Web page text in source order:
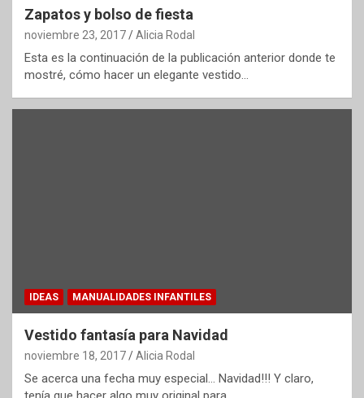
Zapatos y bolso de fiesta
noviembre 23, 2017 Alicia Rodal
Esta es la continuación de la publicación anterior donde te
mostré, cómo hacer un elegante vestido…
IDEAS MANUALIDADES INFANTILES
Vestido fantasía para Navidad
noviembre 18, 2017 Alicia Rodal
Se acerca una fecha muy especial… Navidad!!! Y claro,